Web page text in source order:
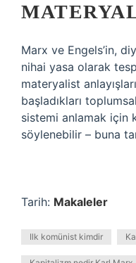
Marx ve Engels’in,
nihai yasa olarak
materyalist
başladıkları
sistemi anlamak için
söylenebilir – buna
Tarih: Makaleler
Ilk komünist kimdir